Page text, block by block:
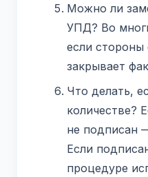
Можно ли
УПД? Во
если стороны
закрывает
Что делать,
количестве?
не подписан
Если
процедуре